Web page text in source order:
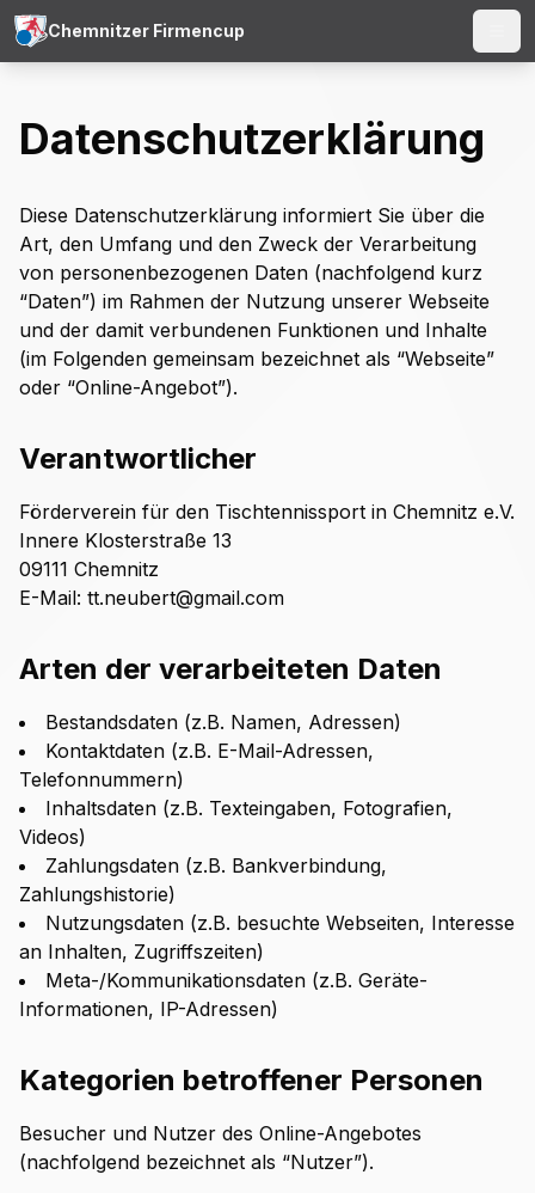
Chemnitzer Firmencup
Datenschutz­erklärung
Diese Datenschutzerklärung informiert Sie über die
Art, den Umfang und den Zweck der Verarbeitung
von personenbezogenen Daten (nachfolgend kurz
“Daten”) im Rahmen der Nutzung unserer Webseite
und der damit verbundenen Funktionen und Inhalte
(im Folgenden gemeinsam bezeichnet als “Webseite”
oder “Online-Angebot”).
Verantwortlicher
Förderverein für den Tischtennissport in Chemnitz e.V.
Innere Klosterstraße 13
09111 Chemnitz
E-Mail: tt.neubert@gmail.com
Arten der verarbeiteten Daten
Bestandsdaten (z.B. Namen, Adressen)
Kontaktdaten (z.B. E-Mail-Adressen,
Telefonnummern)
Inhaltsdaten (z.B. Texteingaben, Fotografien,
Videos)
Zahlungsdaten (z.B. Bankverbindung,
Zahlungshistorie)
Nutzungsdaten (z.B. besuchte Webseiten, Interesse
an Inhalten, Zugriffszeiten)
Meta-/Kommunikationsdaten (z.B. Geräte-
Informationen, IP-Adressen)
Kategorien betroffener Personen
Besucher und Nutzer des Online-Angebotes
(nachfolgend bezeichnet als “Nutzer”).